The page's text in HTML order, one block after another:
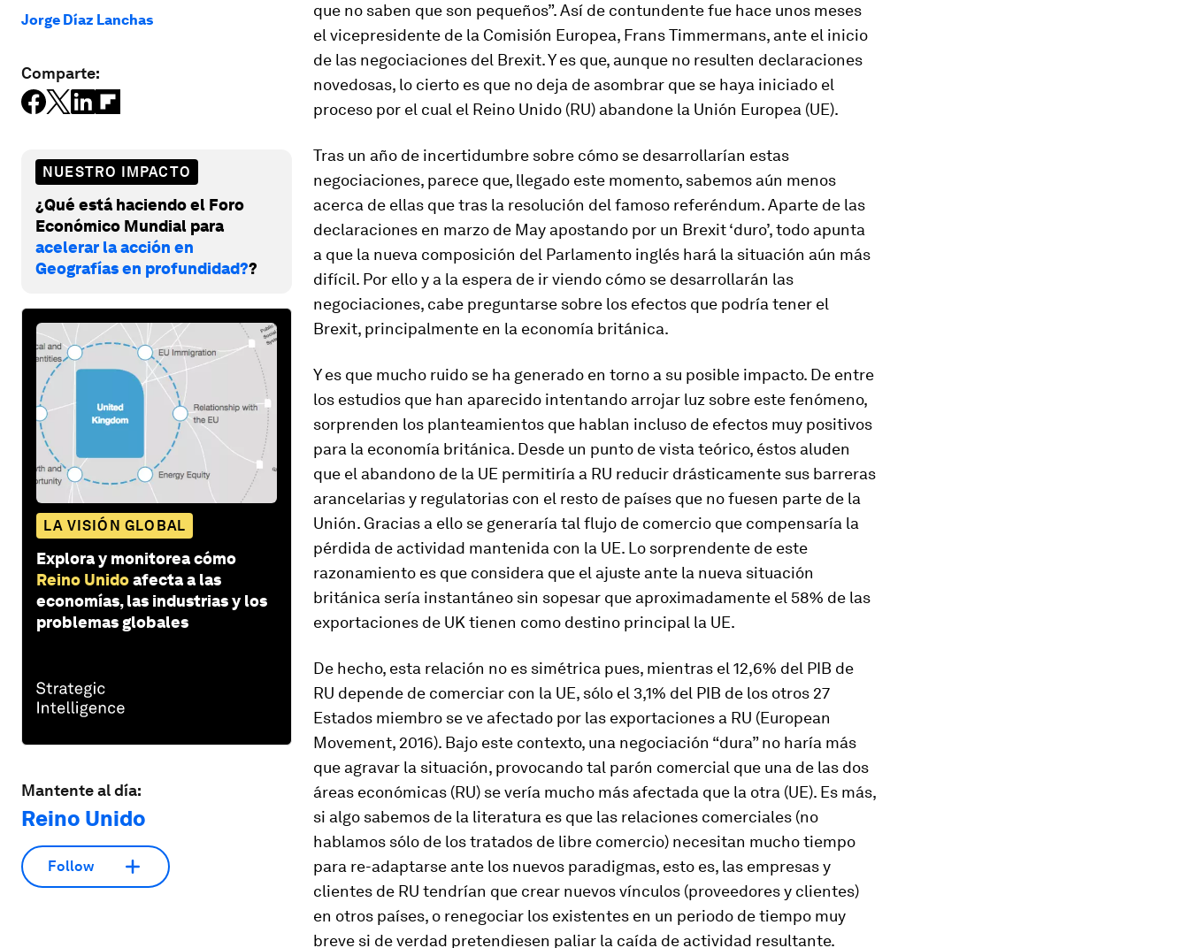
Jorge Díaz Lanchas
Comparte:
NUESTRO IMPACTO
¿Qué está haciendo el Foro
Económico Mundial para
acelerar la acción en
Geografías en profundidad??
LA VISIÓN GLOBAL
Explora y monitorea cómo
Reino Unidoafecta a las
economías, las industrias y los
problemas globales
Mantente al día:
Reino Unido
Follow
que no saben que son pequeños”. Así de contundente fue hace unos meses
el vicepresidente de la Comisión Europea, Frans Timmermans, ante el inicio
de las negociaciones del Brexit. Y es que, aunque no resulten declaraciones
novedosas, lo cierto es que no deja de asombrar que se haya iniciado el
proceso por el cual el Reino Unido (RU) abandone la Unión Europea (UE).
Tras un año de incertidumbre sobre cómo se desarrollarían estas
negociaciones, parece que, llegado este momento, sabemos aún menos
acerca de ellas que tras la resolución del famoso referéndum. Aparte de las
declaraciones en marzo de May apostando por un Brexit ‘duro’, todo apunta
a que la nueva composición del Parlamento inglés hará la situación aún más
difícil. Por ello y a la espera de ir viendo cómo se desarrollarán las
negociaciones, cabe preguntarse sobre los efectos que podría tener el
Brexit, principalmente en la economía británica.
Y es que mucho ruido se ha generado en torno a su posible impacto. De entre
los estudios que han aparecido intentando arrojar luz sobre este fenómeno,
sorprenden los planteamientos que hablan incluso de efectos muy positivos
para la economía británica. Desde un punto de vista teórico, éstos aluden
que el abandono de la UE permitiría a RU reducir drásticamente sus barreras
arancelarias y regulatorias con el resto de países que no fuesen parte de la
Unión. Gracias a ello se generaría tal flujo de comercio que compensaría la
pérdida de actividad mantenida con la UE. Lo sorprendente de este
razonamiento es que considera que el ajuste ante la nueva situación
británica sería instantáneo sin sopesar que aproximadamente el 58% de las
exportaciones de UK tienen como destino principal la UE.
De hecho, esta relación no es simétrica pues, mientras el 12,6% del PIB de
RU depende de comerciar con la UE, sólo el 3,1% del PIB de los otros 27
Estados miembro se ve afectado por las exportaciones a RU (European
Movement, 2016). Bajo este contexto, una negociación “dura” no haría más
que agravar la situación, provocando tal parón comercial que una de las dos
áreas económicas (RU) se vería mucho más afectada que la otra (UE). Es más,
si algo sabemos de la literatura es que las relaciones comerciales (no
hablamos sólo de los tratados de libre comercio) necesitan mucho tiempo
para re-adaptarse ante los nuevos paradigmas, esto es, las empresas y
clientes de RU tendrían que crear nuevos vínculos (proveedores y clientes)
en otros países, o renegociar los existentes en un periodo de tiempo muy
breve si de verdad pretendiesen paliar la caída de actividad resultante.